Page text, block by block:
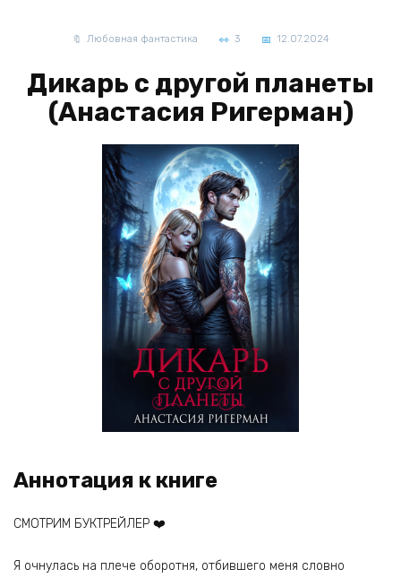
Любовная фантастика 3 12.07.2024
Дикарь с другой планеты
(Анастасия Ригерман)
Аннотация к книге
СМОТРИМ БУКТРЕЙЛЕР ❤️
Я очнулась на плече оборотня, отбившего меня словно